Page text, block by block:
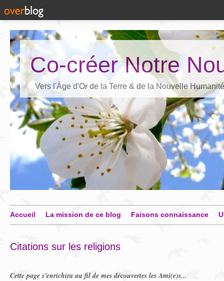
Co-créer Notre
Vers l'Âge d'Or de la Terre & de la Nouvelle Humanité
Accueil La mission de ce blog Faisons connaissance
Citations sur les religions
Cette page s'enrichira au fil de mes découvertes les Ami(e)s...